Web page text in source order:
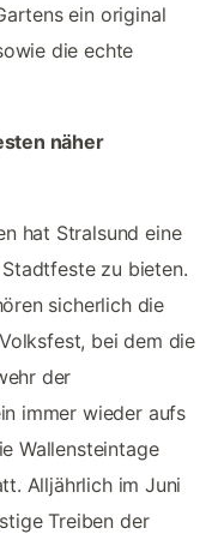
ein original
die echte
näher
hat Stralsund eine
zu bieten.
sicherlich die
bei dem die
der
immer wieder aufs
Wallensteintage
Alljährlich im Juni
Treiben der